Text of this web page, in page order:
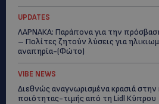
UPDATES
ΛΑΡΝΑΚΑ: Παράπονα για την
– Πολίτες ζητούν λύσεις για
αναπηρία-(Φώτο)
VIBE NEWS
Διεθνώς αναγνωρισμένα κρασιά
ποιότητας-τιμής από τη Lidl Κύπρου